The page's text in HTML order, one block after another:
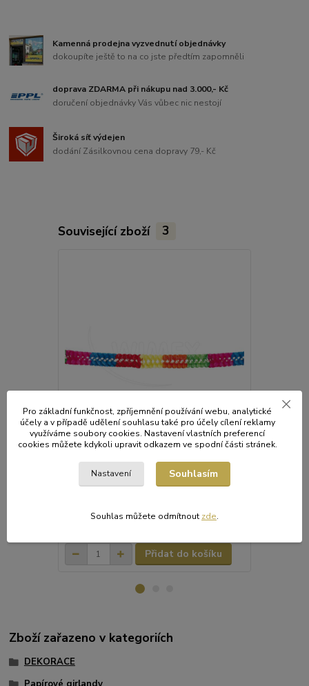
Kamenná prodejna vyzvednutí objednávky
dokoupíte ještě to na co jste předtím zapomněli
doprava ZDARMA při nákupu nad 3.000,- Kč
doručení objednávky Vás vůbec nic nestojí
Široká síť výdejen
dodání Zásilkovnou cena dopravy 79,- Kč
Související zboží 3
Papírová girlanda 6 m (Ø 17 cm) [1 ks]
56 Kč
Přidat do košíku
Zboží zařazeno v kategoriích
DEKORACE
Pro základní funkčnost, zpříjemnění používání webu, analytické
účely a v případě udělení souhlasu také pro účely cílení reklamy
využíváme soubory cookies. Nastavení vlastních preferencí
cookies můžete kdykoli upravit odkazem ve spodní části stránek.
Nastavení Souhlasím
Souhlas můžete odmítnout zde.